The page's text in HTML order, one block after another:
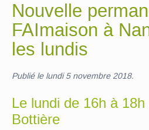
Nouvelle
FAImaison à
les lundis
Publié le lundi 5 novembre 2018.
Le lundi de 16h à
Bottière